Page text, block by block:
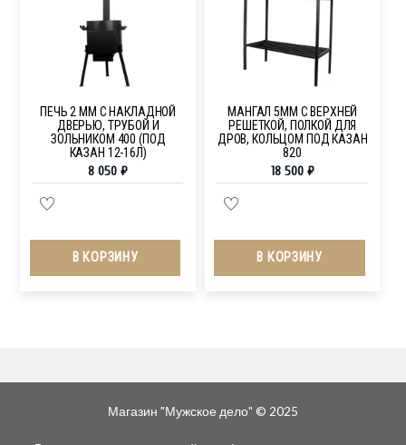
ПЕЧЬ 2 ММ С НАКЛАДНОЙ
ДВЕРЬЮ, ТРУБОЙ И
ЗОЛЬНИКОМ 400 (ПОД
КАЗАН 12-16Л)
8 050₽
В КОРЗИНУ
МАНГАЛ 5ММ С ВЕРХНЕЙ
РЕШЕТКОЙ, ПОЛКОЙ ДЛЯ
ДРОВ, КОЛЬЦОМ ПОД КАЗАН
820
18 500 ₽
В КОРЗИНУ
Магазин "Мужское дело" © 2025